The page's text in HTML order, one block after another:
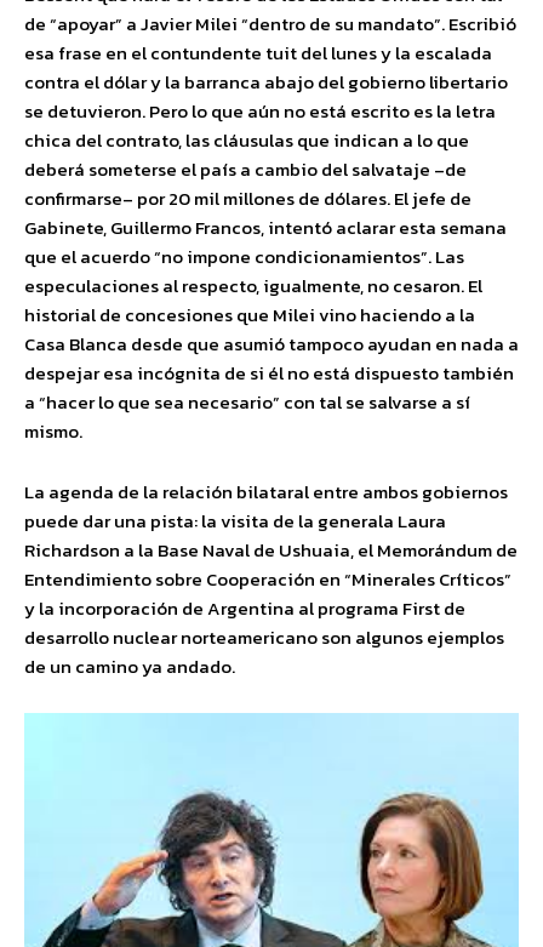
de “apoyar” a Javier Milei “dentro de su mandato”. Escribió
esa frase en el contundente tuit del lunes y la escalada
contra el dólar y la barranca abajo del gobierno libertario
se detuvieron. Pero lo que aún no está escrito es la letra
chica del contrato, las cláusulas que indican a lo que
deberá someterse el país a cambio del salvataje –de
confirmarse– por 20 mil millones de dólares. El jefe de
Gabinete, Guillermo Francos, intentó aclarar esta semana
que el acuerdo “no impone condicionamientos”. Las
especulaciones al respecto, igualmente, no cesaron. El
historial de concesiones que Milei vino haciendo a la
Casa Blanca desde que asumió tampoco ayudan en nada a
despejar esa incógnita de si él no está dispuesto también
a “hacer lo que sea necesario” con tal se salvarse a sí
mismo.
La agenda de la relación bilataral entre ambos gobiernos
puede dar una pista: la visita de la generala Laura
Richardson a la Base Naval de Ushuaia, el Memorándum de
Entendimiento sobre Cooperación en “Minerales Críticos”
y la incorporación de Argentina al programa First de
desarrollo nuclear norteamericano son algunos ejemplos
de un camino ya andado.